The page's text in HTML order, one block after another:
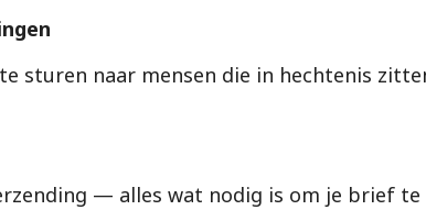
sturen naar mensen die in hechtenis
— alles wat nodig is om je brief te